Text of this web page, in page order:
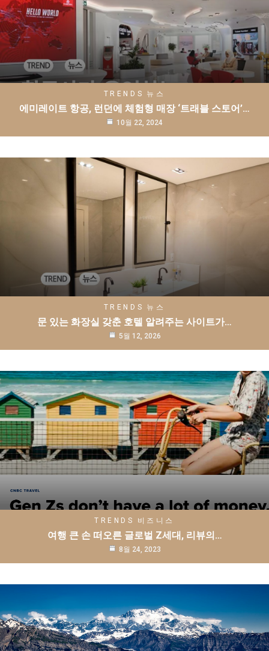
TRENDS 뉴스
에미레이트 항공, 런던에 체험형 매장 ‘트래블 스토어’…
10월 22, 2024
TRENDS 뉴스
문 있는 화장실 갖춘 호텔 알려주는 사이트가…
5월 12, 2026
TRENDS 비즈니스
여행 큰 손 떠오른 글로벌 Z세대, 리뷰의…
8월 24, 2023